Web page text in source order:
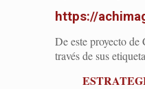
https://
De este proyecto de
través de sus